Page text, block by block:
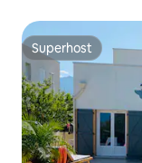
Superhost
Superhost